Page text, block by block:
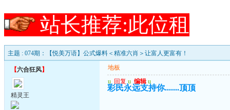
站长推荐:此位租
主题 : 074期：【悦美万语】公式爆料＜精准六肖＞让富人更富有！
【六合狂风】
精灵王
地板
u 回复 u 编辑 u
彩民永远支持你.......顶顶